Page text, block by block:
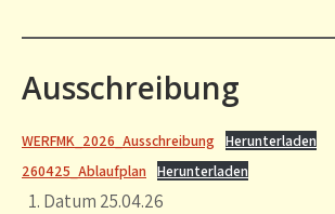
Ausschreibung
WERFMK_2026_Ausschreibung
Herunterladen
260425_Ablaufplan
Herunterladen
Datum 25.04.26